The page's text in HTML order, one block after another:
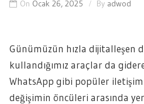
On Ocak 26, 2025 By adwod
Günümüzün hızla dijitalleşen
kullandığımız araçlar da
WhatsApp gibi popüler
değişimin öncüleri arasında